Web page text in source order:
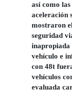
así como
aceleración
mostraron
seguridad
inapropiada
vehículo e
con 48t
vehículos
evaluada